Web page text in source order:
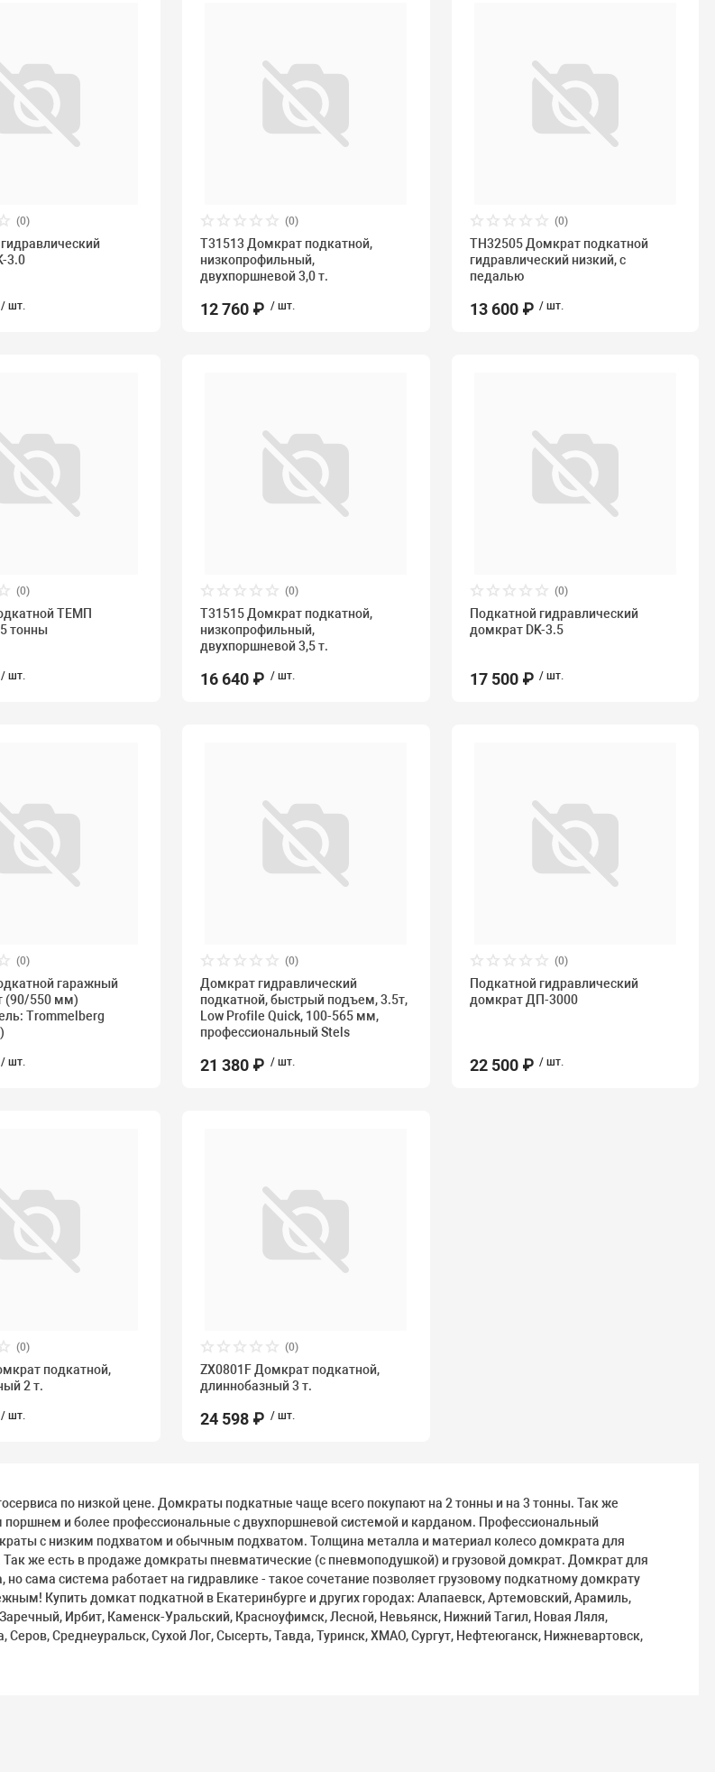
(0)
3.0
/ шт.
(0)
T31513 Домкрат подкатной,
низкопрофильный,
двухпоршневой 3,0 т.
12 760 ₽ / шт.
(0)
TH32505 Домкрат подкатной
гидравлический низкий, с
педалью
13 600 ₽ / шт.
(0)
ТЕМП
тонны
/ шт.
(0)
T31515 Домкрат подкатной,
низкопрофильный,
двухпоршневой 3,5 т.
16 640 ₽ / шт.
(0)
Подкатной гидравлический
домкрат DK-3.5
17 500 ₽ / шт.
(0)
гаражный
(90/550 мм)
Trommelberg
/ шт.
(0)
Домкрат гидравлический
подкатной, быстрый подъем, 3.5т,
Low Profile Quick, 100-565 мм,
профессиональный Stels
21 380 ₽ / шт.
(0)
Подкатной гидравлический
домкрат ДП-3000
22 500 ₽ / шт.
(0)
подкатной,
2 т.
/ шт.
(0)
ZX0801F Домкрат подкатной,
длиннобазный 3 т.
24 598 ₽ / шт.
по низкой цене. Домкраты подкатные чаще всего покупают на 2 тонны и на 3 тонны. Так же
и более профессиональные с двухпоршневой системой и карданом. Профессиональный
с низким подхватом и обычным подхватом. Толщина металла и материал колесо домкрата для
же есть в продаже домкраты пневматические (с пневмоподушкой) и грузовой домкрат. Домкрат для
сама система работает на гидравлике - такое сочетание позволяет грузовому подкатному домкрату
Купить домкат подкатной в Екатеринбурге и других городах: Алапаевск, Артемовский, Арамиль,
Ирбит, Каменск-Уральский, Красноуфимск, Лесной, Невьянск, Нижний Тагил, Новая Ляля,
Среднеуральск, Сухой Лог, Сысерть, Тавда, Туринск, ХМАО, Сургут, Нефтеюганск, Нижневартовск,